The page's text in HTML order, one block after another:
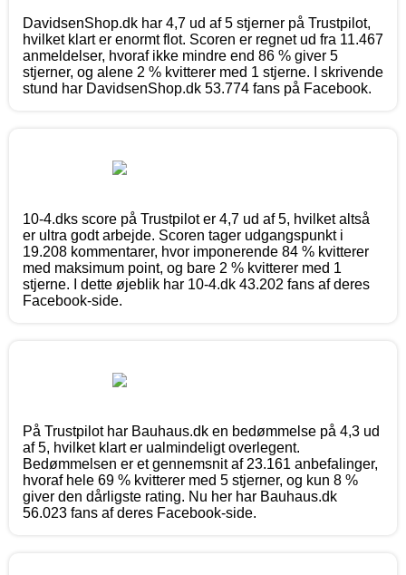
DavidsenShop.dk har 4,7 ud af 5 stjerner på Trustpilot,
hvilket klart er enormt flot. Scoren er regnet ud fra 11.467
anmeldelser, hvoraf ikke mindre end 86 % giver 5
stjerner, og alene 2 % kvitterer med 1 stjerne. I skrivende
stund har DavidsenShop.dk 53.774 fans på Facebook.
10-4.dks score på Trustpilot er 4,7 ud af 5, hvilket altså
er ultra godt arbejde. Scoren tager udgangspunkt i
19.208 kommentarer, hvor imponerende 84 % kvitterer
med maksimum point, og bare 2 % kvitterer med 1
stjerne. I dette øjeblik har 10-4.dk 43.202 fans af deres
Facebook-side.
På Trustpilot har Bauhaus.dk en bedømmelse på 4,3 ud
af 5, hvilket klart er ualmindeligt overlegent.
Bedømmelsen er et gennemsnit af 23.161 anbefalinger,
hvoraf hele 69 % kvitterer med 5 stjerner, og kun 8 %
giver den dårligste rating. Nu her har Bauhaus.dk
56.023 fans af deres Facebook-side.